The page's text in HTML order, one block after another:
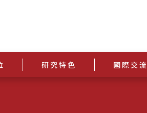
研究特色 國際交流